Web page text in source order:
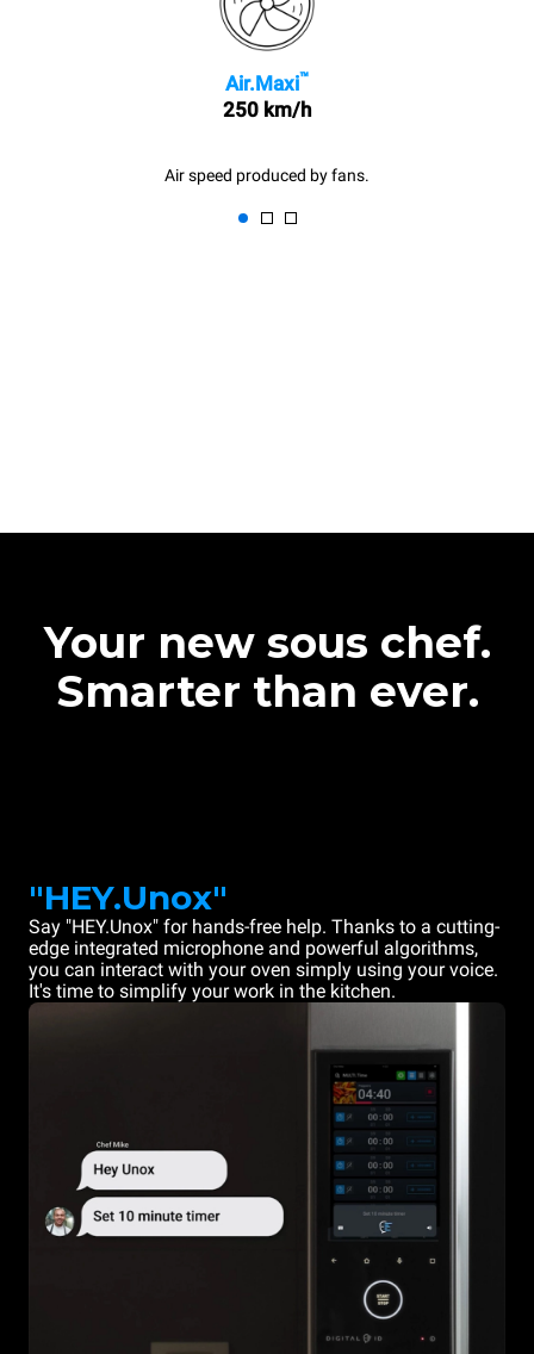
Air.Maxi™
250 km/h
Air speed produced by fans.
Your new sous chef.
Smarter than ever.
"HEY.Unox"
Say "HEY.Unox" for hands-free help. Thanks to a cutting-
edge integrated microphone and powerful algorithms,
you can interact with your oven simply using your voice.
It's time to simplify your work in the kitchen.